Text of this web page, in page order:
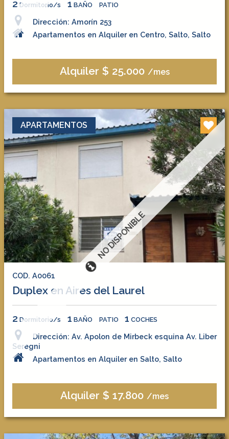
2 Dormitorio/s 1 BAÑO PATIO
Dirección: Amorín 253
Apartamentos en Alquiler en Centro, Salto, Salto
Alquiler $ 25.000 /mes
NO DISPONIBLE
APARTAMENTOS
COD. A0061
Duplex en Aires del Laurel
2 Dormitorio/s 1 BAÑO PATIO 1 COCHES
Dirección: Av. Apolon de Mirbeck esquina Av. Liber
Seregni
Apartamentos en Alquiler en Salto, Salto
Alquiler $ 17.800 /mes